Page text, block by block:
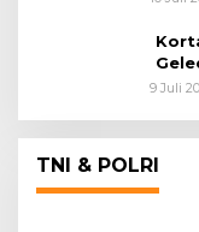
9 Juli
TNI & POLRI